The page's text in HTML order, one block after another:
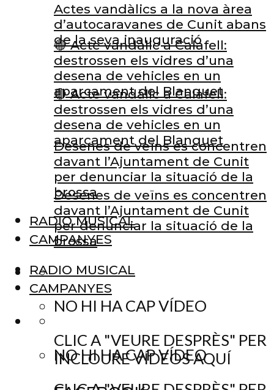
🔴 Acte vandàlic a Calafell:
destrossen els vidres d’una
desena de vehicles en un
aparcament del Blanquet
Desenes de veïns es concentren
davant l’Ajuntament de Cunit
per denunciar la situació de la
brossa
RADIO MUSICAL
CAMPANYES
NO HI HA CAP VÍDEO
CLIC A "VEURE DESPRÈS" PER
INCLOURE VÍDEOS AQUÍ
Actes vandàlics a la nova àrea
d’autocaravanes de Cunit abans
de la seva inauguració
🔴 Acte vandàlic a Calafell:
destrossen els vidres d’una
desena de vehicles en un
aparcament del Blanquet
Desenes de veïns es concentren
davant l’Ajuntament de Cunit
per denunciar la situació de la
brossa
RADIO MUSICAL
CAMPANYES
NO HI HA CAP VÍDEO